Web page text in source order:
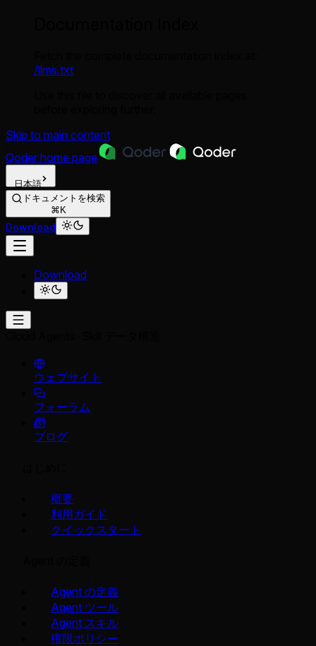
/llms.txt
Skip to main content
Qoder home page
日本語
ドキュメントを検索
⌘K
Download
Download
ウェブサイト
フォーラム
ブログ
概要
利用ガイド
クイックスタート
Agent の定義
Agent ツール
Agent スキル
権限ポリシー